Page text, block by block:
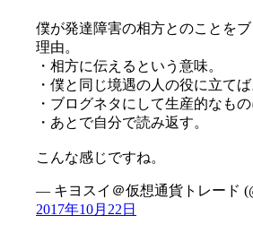
僕が発達障害の相方とのことを
理由。
・相方に伝えるという意味。
・僕と同じ境遇の人の役に立てば
・ブログネタにして生産的なもの
・あとで自分で読み返す。
こんな感じですね。
— キヨスイ＠仮想通貨トレード
2017年10月22日